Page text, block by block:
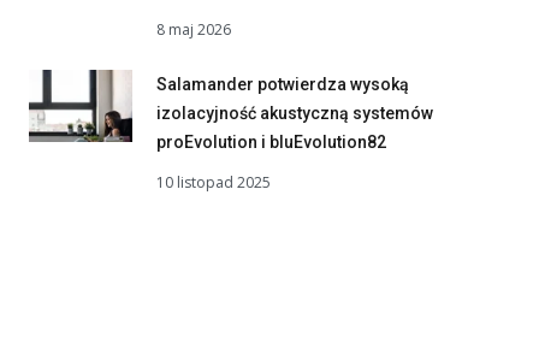
8 maj 2026
Salamander potwierdza wysoką
izolacyjność akustyczną systemów
proEvolution i bluEvolution82
10 listopad 2025